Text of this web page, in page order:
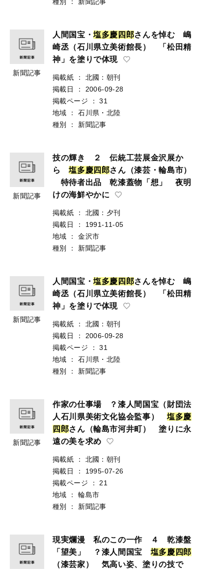
新聞記事
人間国宝・塩多慶 四 郎さんを悼む 嶋
崎丞（石川県立美術館長） 「松田精
神」を塗りで体現
掲載紙 ：
北國：朝刊
掲載日
：
2006-09-28
掲載ページ
：
31
地域
：
石川県・北陸
種別
： 新聞記事
新聞記事
技の輝き ２ 伝統工芸展金沢展か
ら塩多慶四 郎さん（漆芸・輪島市）
特待者出品 乾漆蓋物「想」 夜明
けの海鮮やかに
掲載紙 ：
北國：夕刊
掲載日
：
1991-11-05
地域
：
金沢市
種別
： 新聞記事
新聞記事
人間国宝・塩多慶 四 郎さんを悼む 嶋
崎丞（石川県立美術館長） 「松田精
神」を塗りで体現
掲載紙 ：
北國：朝刊
掲載日
：
2006-09-28
掲載ページ
：
31
地域
：
石川県・北陸
種別
： 新聞記事
新聞記事
作家の仕事場 ？漆人間国宝（財団法
人石川県美術文化協会監事） 塩多慶
四 郎さん（輪島市河井町） 塗りに永
遠の美を求め
掲載紙 ：
北國：朝刊
掲載日
：
1995-07-26
掲載ページ
：
21
地域
：
輪島市
種別
： 新聞記事
現実爛漫 私のこの一作 ４ 乾漆盤
「望美」 ？漆人間国宝 塩多慶 四 郎
（漆芸家） 気高い姿、塗りの技で